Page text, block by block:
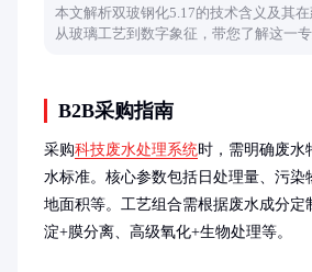
本文解析双玻钢化5.17的技术含义及其
从玻璃工艺到数字象征，带您了解这一
B2B采购指南
采购科技废水处理系统时，需明确废水
水标准。核心参数包括日处理量、污染
地面积等。工艺组合需根据废水成分定
淀+膜分离、高级氧化+生物处理等。